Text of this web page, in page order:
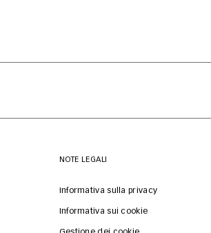
NOTE LEGALI
Informativa sulla privacy
Informativa sui cookie